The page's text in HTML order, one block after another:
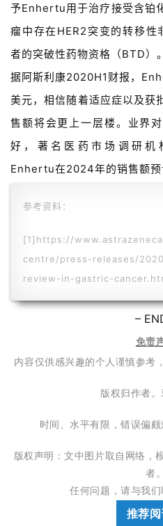
h
联
系
我
们
予Enhertu用于治疗接受含铂
瘤中存在HER2突变的转移性
者的突破性药物资格（BTD）。
据阿斯利康2020H1财报，
美元，相信随着适应症以及
售额将会更上一层楼。业界
好，著名医药市场调研机
Enhertu在2024年的销售额预
参考资料：
[1]https://
centre/press-releases/
review-in-gastric-
–
免责
内容仅供感兴趣的个人谨慎参考
版权归作者。
时间、水平有限，错误偏
版权声明：文中图片取自网络，
者。
任何问题，请与我们
推荐